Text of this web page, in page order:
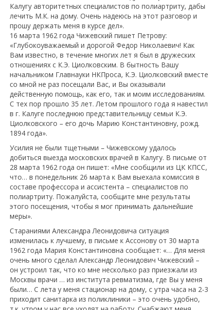
Калугу авторитетных специалистов по полиартриту, дабы
лечить М.К. на дому. Очень надеюсь на этот разговор и
прошу держать меня в курсе дел».
16 марта 1962 года Чижевский пишет Петрову:
«Глубокоуважаемый и дорогой Федор Николаевич! Как
Вам известно, в течение многих лет я был в дружеских
отношениях с К.Э. Циолковским. В бытность Вашу
начальником Главнауки НКПроса, К.Э. Циолковский вместе
со мной не раз посещали Вас, и Вы оказывали
действенную помощь, как его, так и моим исследованиям.
С тех пор прошло 35 лет. Летом прошлого года я навестил
в г. Калуге последнюю представительницу семьи К.Э.
Циолковского – его дочь Марию Константиновну, рожд.
1894 года».
Усилия не были тщетными – Чижевскому удалось
добиться выезда московских врачей в Калугу. В письме от
28 марта 1962 года он пишет: «Мне сообщили из ЦК КПСС,
что… в понедельник 26 марта к Вам выехала комиссия в
составе профессора и ассистента – специалистов по
полиартриту. Пожалуйста, сообщите мне результаты
этого посещения, чтобы я мог принимать дальнейшие
меры».
Стараниями Александра Леонидовича ситуация
изменилась к лучшему, в письме к Ассонову от 30 марта
1962 года Мария Константиновна сообщает: «… Для меня
очень много сделал Александр Леонидович Чижевский –
он устроил так, что ко мне несколько раз приезжали из
Москвы врачи … из института ревматизма, где Вы у меня
были… С лета у меня стационар на дому, с утра часа на 2-3
приходит санитарка из поликлиники – это очень удобно,